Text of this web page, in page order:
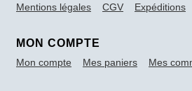
Mentions légales
CGV Expéditions
MON COMPTE
Mon compte Mes paniers Mes